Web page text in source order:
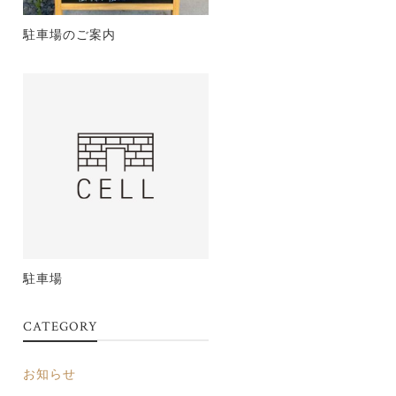
駐車場のご案内
駐車場
CATEGORY
お知らせ